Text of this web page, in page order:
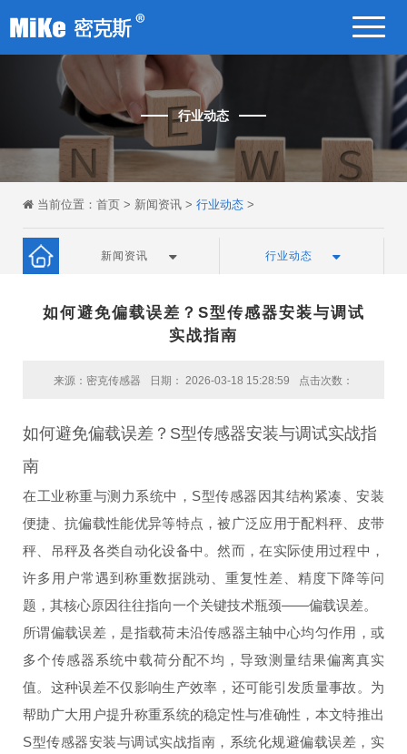
行业动态
当前位置： 首页 > 新闻资讯 > 行业动态 >
新闻资讯 行业动态
如何避免偏载误差？S型传感器安装与调试
实战指南
来源：密克传感器 日期： 2026-03-18 15:28:59 点击次数：
如何避免偏载误差？S型传感器安装与调试实战指
南
在工业称重与测力系统中，S型传感器因其结构紧凑、安装
便捷、抗偏载性能优异等特点，被广泛应用于配料秤、皮带
秤、吊秤及各类自动化设备中。然而，在实际使用过程中，
许多用户常遇到称重数据跳动、重复性差、精度下降等问
题，其核心原因往往指向一个关键技术瓶颈——偏载误差。
所谓偏载误差，是指载荷未沿传感器主轴中心均匀作用，或
多个传感器系统中载荷分配不均，导致测量结果偏离真实
值。这种误差不仅影响生产效率，还可能引发质量事故。为
帮助广大用户提升称重系统的稳定性与准确性，本文特推出
S型传感器安装与调试实战指南，系统化规避偏载误差，实